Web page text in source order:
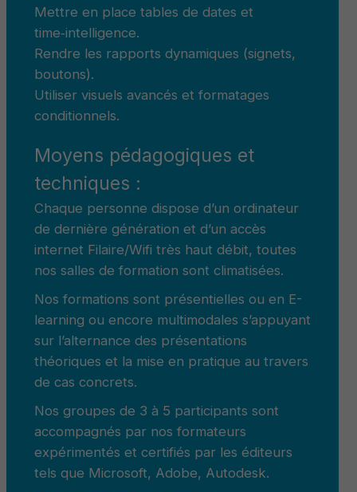
Mettre en place tables de dates et
time‑intelligence.
Rendre les rapports dynamiques (signets,
boutons).
Utiliser visuels avancés et formatages
conditionnels.
Moyens pédagogiques et
techniques :
Chaque personne dispose d’un ordinateur
de dernière génération et d’un accès
internet Filaire/Wifi très haut débit, toutes
nos salles de formation sont climatisées.
Nos formations sont présentielles ou en E-
learning ou encore multimodales s’appuyant
sur l’alternance des présentations
théoriques et la mise en pratique au travers
de cas concrets.
Nos groupes de 3 à 5 participants sont
accompagnés par nos formateurs
expérimentés et certifiés par les éditeurs
tels que Microsoft, Adobe, Autodesk.